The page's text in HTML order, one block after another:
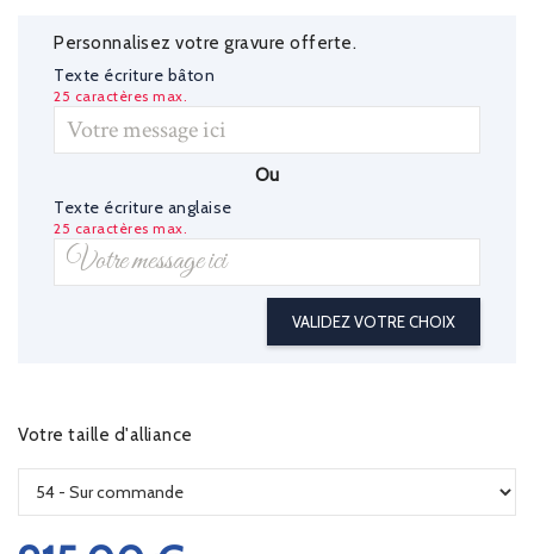
Personnalisez votre gravure offerte.
Texte écriture bâton
25 caractères max.
Ou
Texte écriture anglaise
25 caractères max.
VALIDEZ VOTRE CHOIX
Votre taille d'alliance